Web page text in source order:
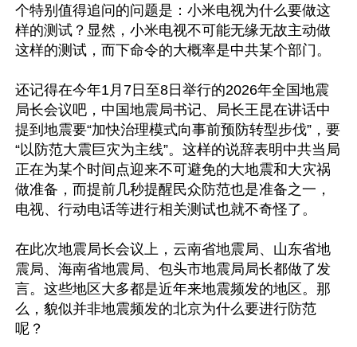
个特别值得追问的问题是：小米电视为什么要做这
样的测试？显然，小米电视不可能无缘无故主动做
这样的测试，而下命令的大概率是中共某个部门。
还记得在今年1月7日至8日举行的2026年全国地震
局长会议吧，中国地震局书记、局长王昆在讲话中
提到地震要“加快治理模式向事前预防转型步伐”，要
“以防范大震巨灾为主线”。这样的说辞表明中共当局
正在为某个时间点迎来不可避免的大地震和大灾祸
做准备，而提前几秒提醒民众防范也是准备之一，
电视、行动电话等进行相关测试也就不奇怪了。
在此次地震局长会议上，云南省地震局、山东省地
震局、海南省地震局、包头市地震局局长都做了发
言。这些地区大多都是近年来地震频发的地区。那
么，貌似并非地震频发的北京为什么要进行防范
呢？